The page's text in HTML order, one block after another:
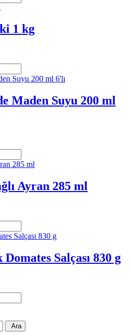
1 kg
Maden Suyu 200 ml
Ayran 285 ml
Salçası 830 g
Ara